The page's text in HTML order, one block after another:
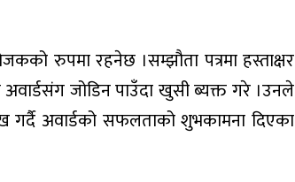
रुपमा रहनेछ ।सम्झौता पत्रमा हस्ताक्षर
अवार्डसंग जोडिन पाउँदा खुसी ब्यक्त गरे ।उनले
गर्दै अवार्डको सफलताको शुभकामना दिएका